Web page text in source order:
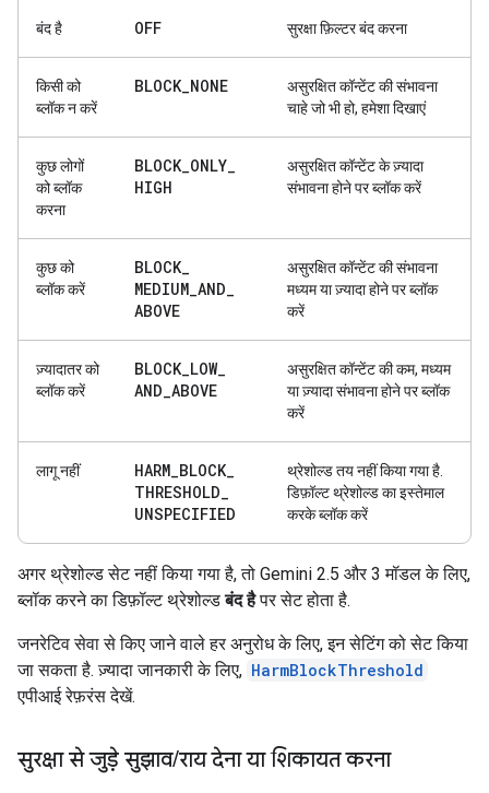
बंद है OFF सुरक्षा फ़िल्टर बंद करना
किसी को
ब्लॉक न करें
BLOCK_NONE
असुरक्षित कॉन्टेंट की संभावना
चाहे जो भी हो, हमेशा दिखाएं
कुछ लोगों
को ब्लॉक
करना
BLOCK_ONLY_
HIGH
असुरक्षित कॉन्टेंट के ज़्यादा
संभावना होने पर ब्लॉक करें
कुछ को
ब्लॉक करें
BLOCK_
MEDIUM_AND_
ABOVE
असुरक्षित कॉन्टेंट की संभावना
मध्यम या ज़्यादा होने पर ब्लॉक
करें
ज़्यादातर को
ब्लॉक करें
BLOCK_LOW_
AND_ABOVE
असुरक्षित कॉन्टेंट की कम, मध्यम
या ज़्यादा संभावना होने पर ब्लॉक
करें
लागू नहीं HARM_BLOCK_
THRESHOLD_
UNSPECIFIED
थ्रेशोल्ड तय नहीं किया गया है.
डिफ़ॉल्ट थ्रेशोल्ड का इस्तेमाल
करके ब्लॉक करें
अगर थ्रेशोल्ड सेट नहीं किया गया है, तो Gemini 2.5 और 3 मॉडल के लिए,
ब्लॉक करने का डिफ़ॉल्ट थ्रेशोल्डबंद हैपर सेट होता है.
जनरेटिव सेवा से किए जाने वाले हर अनुरोध के लिए, इन सेटिंग को सेट किया
जा सकता है. ज़्यादा जानकारी के लिए, HarmBlockThreshold
एपीआई रेफ़रंस देखें.
सुरक्षा से जुड़े सुझाव/राय देना या शिकायत करना